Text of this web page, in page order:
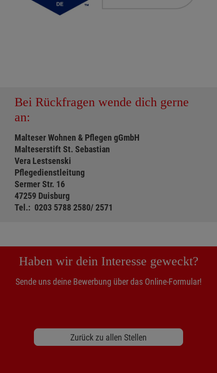
Bei Rückfragen wende dich gerne
an:
Malteser Wohnen & Pflegen gGmbH
Malteserstift St. Sebastian
Vera Lestsenski
Pflegedienstleitung
Sermer Str. 16
47259 Duisburg
Tel.: 0203 5788 2580/ 2571
Haben wir dein Interesse geweckt?
Sende uns deine Bewerbung über das Online-Formular!
Zurück zu allen Stellen